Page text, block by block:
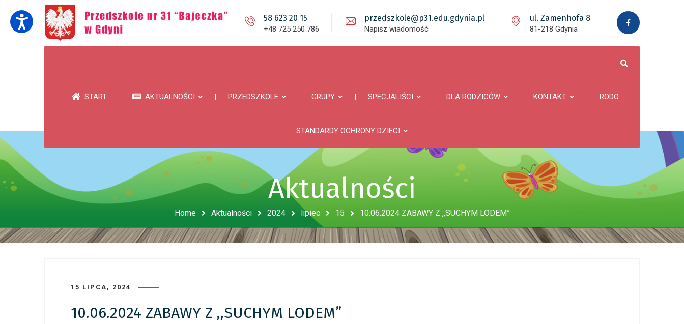
58 623 20 15
+48 725 250 786
przedszkole@p31.edu.gdynia.pl
Napisz wiadomość
ul. Zamenhofa 8
81-218 Gdynia
START AKTUALNOŚCI PRZEDSZKOLE GRUPY SPECJALIŚCI DLA RODZICÓW KONTAKT RODO
STANDARDY OCHRONY DZIECI
Aktualności
Home Aktualności 2024 lipiec 15 10.06.2024 ZABAWY Z ,,SUCHYM LODEM”
15 LIPCA, 2024
10.06.2024 ZABAWY Z ,,SUCHYM LODEM”